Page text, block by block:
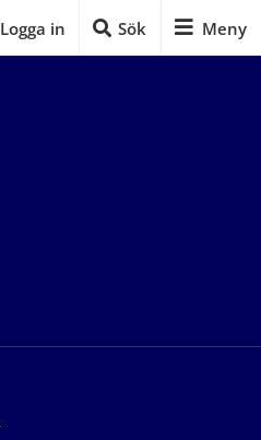
Logga in Sök Meny